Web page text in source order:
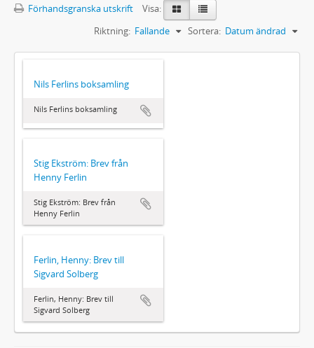
Förhandsgranska utskrift
Visa:
Sortera: Datum ändrad
Riktning: Fallande
Nils Ferlins boksamling
Nils Ferlins boksamling
Stig Ekström: Brev från
Henny Ferlin
Stig Ekström: Brev från
Henny Ferlin
Ferlin, Henny: Brev till
Sigvard Solberg
Ferlin, Henny: Brev till
Sigvard Solberg